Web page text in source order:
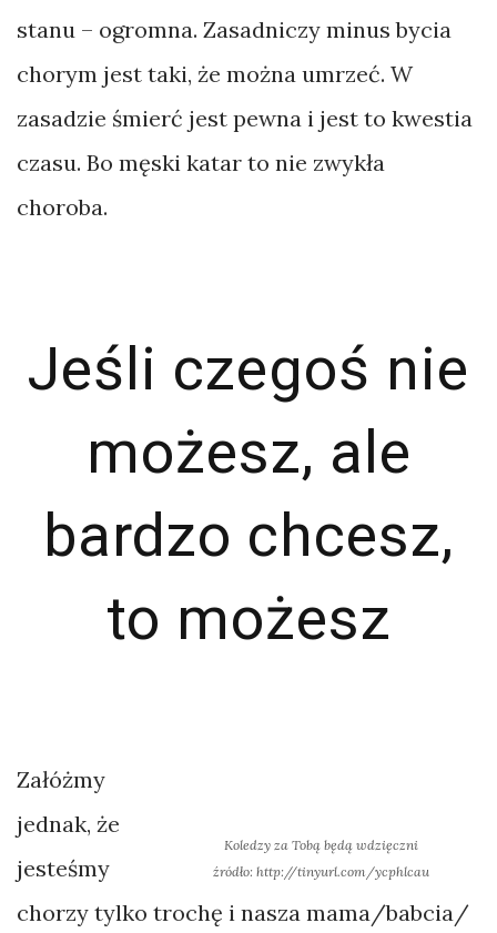
stanu – ogromna. Zasadniczy minus bycia
chorym jest taki, że można umrzeć. W
zasadzie śmierć jest pewna i jest to kwestia
czasu. Bo męski katar to nie zwykła
choroba.
Jeśli czegoś nie
możesz, ale
bardzo chcesz,
to możesz
Koledzy za Tobą będą wdzięczni
źródło: http://tinyurl.com/ycphlcau
Załóżmy
jednak, że
jesteśmy
chorzy tylko trochę i nasza mama/babcia/